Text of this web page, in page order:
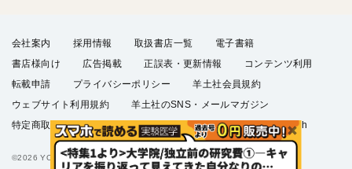
会社案内 採用情報 取扱書店一覧
電子書籍
書店様向け
広告掲載 正誤表・更新情報
コンテンツ利用
転載申請
プライバシーポリシー
羊土社会員規約
ウェブサイト利用規約
羊土社のSNS・メールマガジン
特定商取引法に基づく表示
FAQ お問い合わせ English
©2026 YODOSHA CO., LTD. All Rights Reserved